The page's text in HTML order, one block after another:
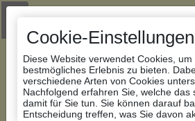
Cookie-Einstellungen
Diese Website verwendet Cookies, um
bestmögliches Erlebnis zu bieten.
verschiedene Arten von Cookies
Nachfolgend erfahren Sie, welche das
damit für Sie tun. Sie können darauf
Entscheidung treffen, was Sie davon
Zur Navigation springen
Zum Inhalt der Website springen
Datenbank